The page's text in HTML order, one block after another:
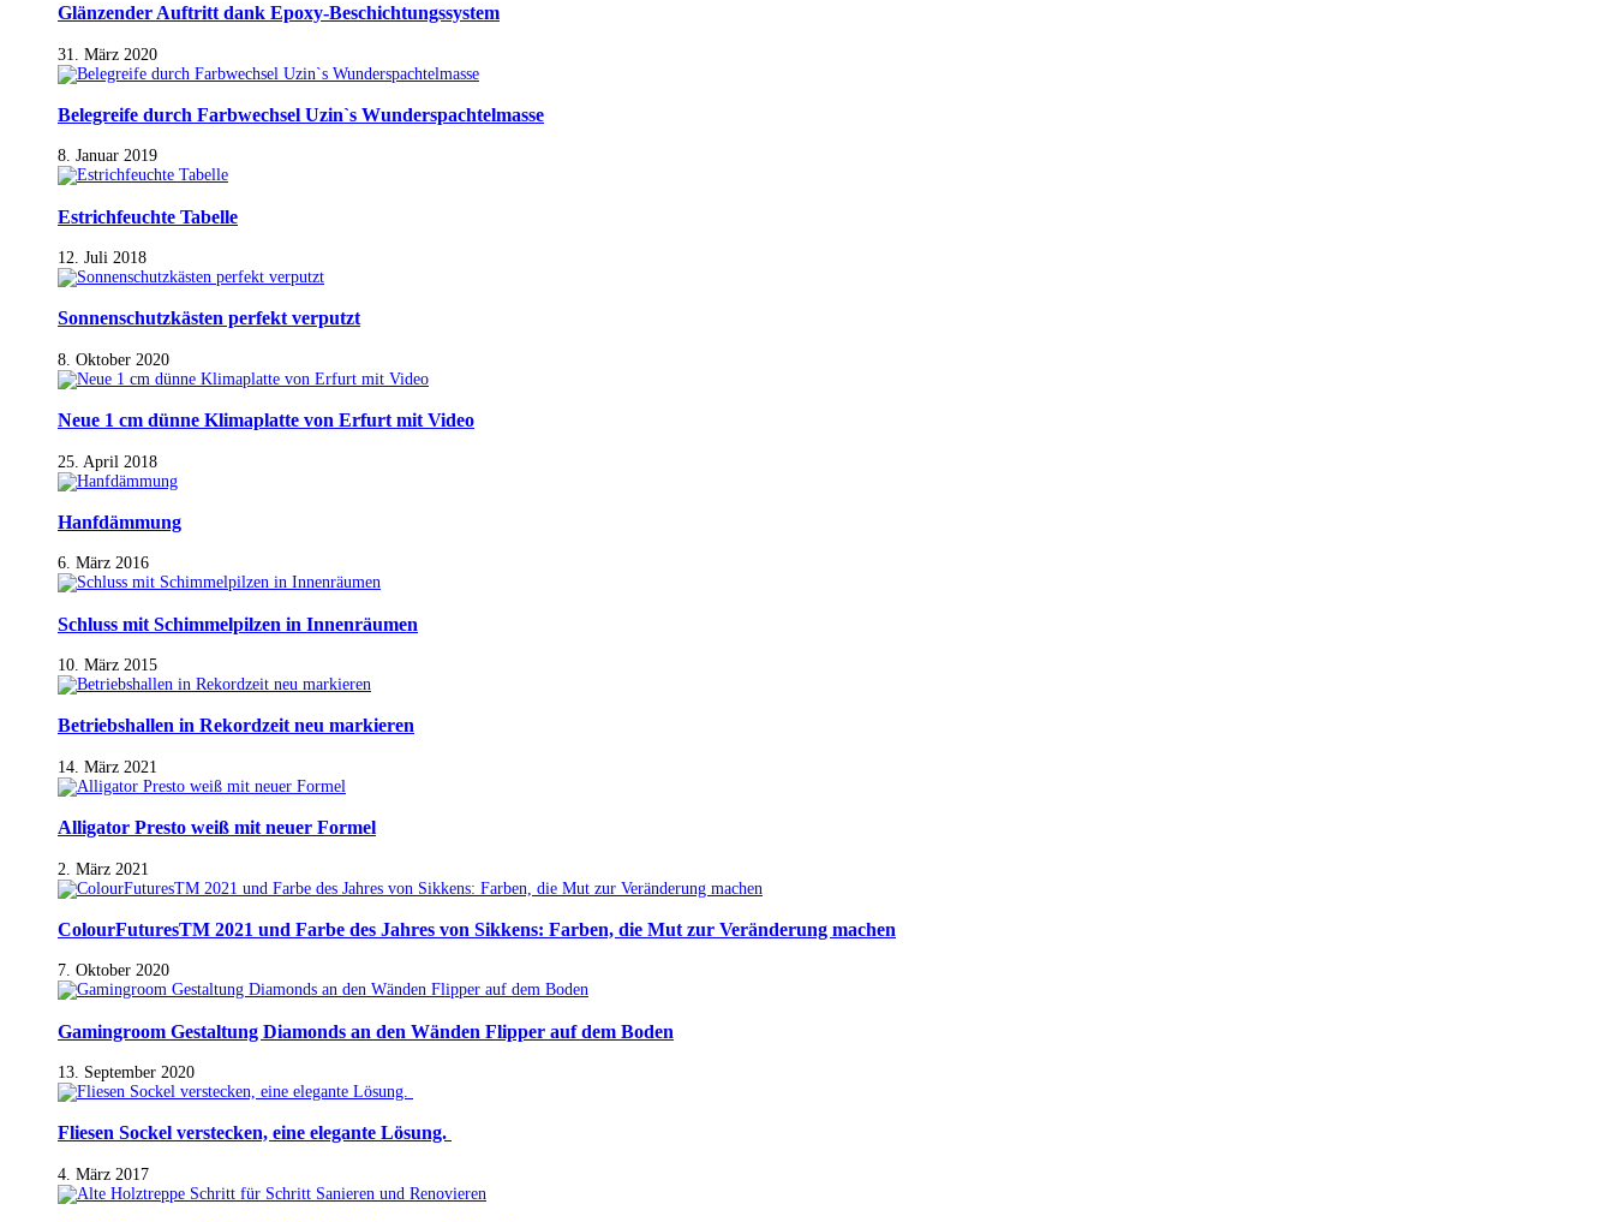
Glänzender Auftritt dank Epoxy-Beschichtungssystem
31. März 2020
Belegreife durch Farbwechsel Uzin`s Wunderspachtelmasse
8. Januar 2019
Estrichfeuchte Tabelle
12. Juli 2018
Sonnenschutzkästen perfekt verputzt
8. Oktober 2020
Neue 1 cm dünne Klimaplatte von Erfurt mit Video
25. April 2018
Hanfdämmung
6. März 2016
Schluss mit Schimmelpilzen in Innenräumen
10. März 2015
Betriebshallen in Rekordzeit neu markieren
14. März 2021
Alligator Presto weiß mit neuer Formel
2. März 2021
ColourFuturesTM 2021 und Farbe des Jahres von Sikkens: Farben, die Mut zur Veränderung machen
7. Oktober 2020
Gamingroom Gestaltung Diamonds an den Wänden Flipper auf dem Boden
13. September 2020
Fliesen Sockel verstecken, eine elegante Lösung.
4. März 2017